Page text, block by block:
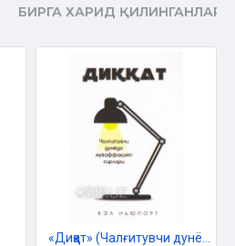
БИРГА ХАРИД ҚИЛИНГАНЛАР